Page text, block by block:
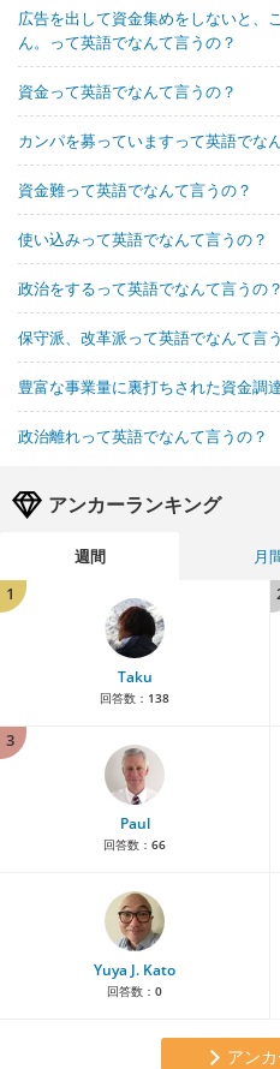
広告を出して資金集めをしないと、
ん。って英語でなんて言うの？
資金って英語でなんて言うの？
カンパを募っていますって英語でな
資金難って英語でなんて言うの？
使い込みって英語でなんて言うの？
政治をするって英語でなんて言うの？
保守派、改革派って英語でなんて言
豊富な事業量に裏打ちされた資金調
政治離れって英語でなんて言うの？
アンカーランキング
週間 月
1
Taku
回答数： 138
3
Paul
回答数： 66
Yuya J. Kato
回答数： 0
アン